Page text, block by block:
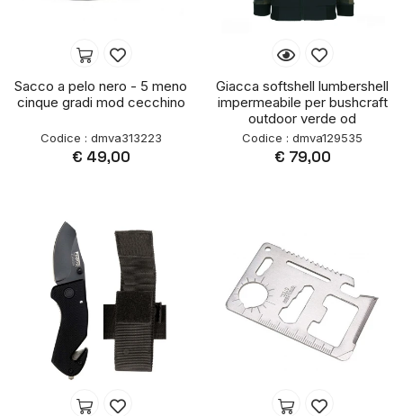
Sacco a pelo nero - 5 meno
cinque gradi mod cecchino
Codice : dmva313223
€ 49,00
Giacca softshell lumbershell
impermeabile per bushcraft
outdoor verde od
Codice : dmva129535
€ 79,00